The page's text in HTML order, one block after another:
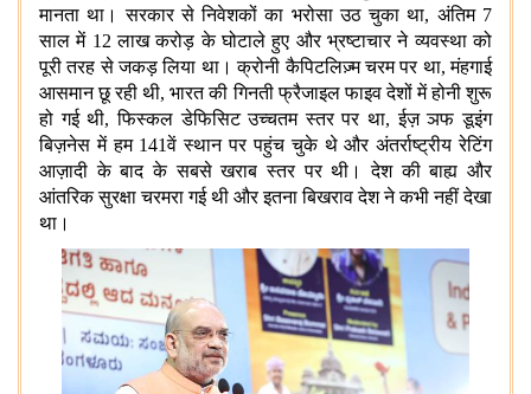
मानता था। सरकार से निवेशकों का भरोसा उठ चुका था, अंतिम 7
साल में 12 लाख करोड़ के घोटाले हुए और भ्रष्टाचार ने व्यवस्था को
पूरी तरह से जकड़ लिया था। क्रोनी कैपिटलिज़्म चरम पर था, मंहगाई
आसमान छू रही थी, भारत की गिनती फ्रैजाइल फाइव देशों में होनी शुरू
हो गई थी, फिस्कल डेफिसिट उच्चतम स्तर पर था, ईज़ ञफ डूइंग
बिज़नेस में हम 141वें स्थान पर पहुंच चुके थे और अंतर्राष्ट्रीय रेटिंग
आज़ादी के बाद के सबसे खराब स्तर पर थी। देश की बाह्य और
आंतरिक सुरक्षा चरमरा गई थी और इतना बिखराव देश ने कभी नहीं देखा
था।